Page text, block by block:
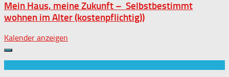
Mein Haus, meine Zukunft – Selbstbestimmt
wohnen im Alter (kostenpflichtig))
Kalender anzeigen